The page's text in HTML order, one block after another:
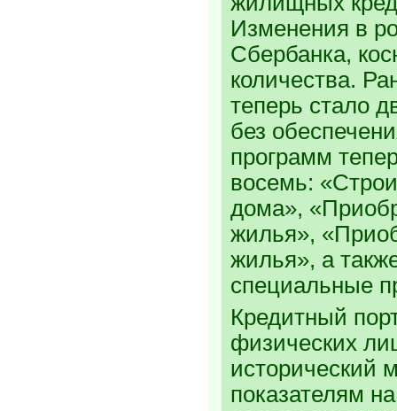
Изменения в
Сбербанка,
количества.
теперь стало
без
программ
восемь:
дома»,
жилья»,
жилья», а
специальные
Кредитный
физических
исторический
показателям